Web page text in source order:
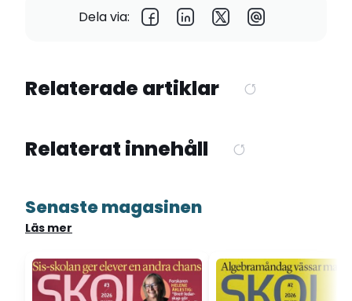
Dela via:
Relaterade artiklar
Relaterat innehåll
Senaste magasinen
Läs mer